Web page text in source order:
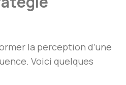
la perception d’une
Voici quelques